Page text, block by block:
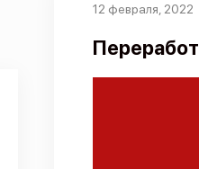
12 февраля, 2022